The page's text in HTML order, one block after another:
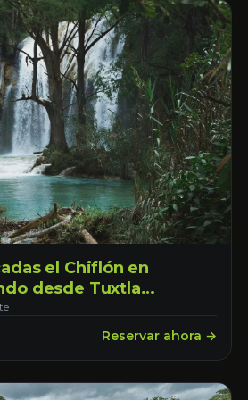
el Chiflón en
desde Tuxtla
Reservar ahora →